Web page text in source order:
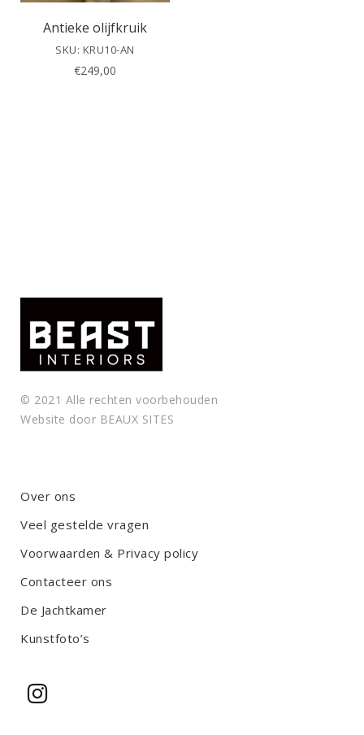
Antieke olijfkruik
SKU: KRU10-AN
€249,00
© 2021 Alle rechten voorbehouden
Website door BEAUX SITES
Over ons
Veel gestelde vragen
Voorwaarden & Privacy policy
Contacteer ons
De Jachtkamer
Kunstfoto’s